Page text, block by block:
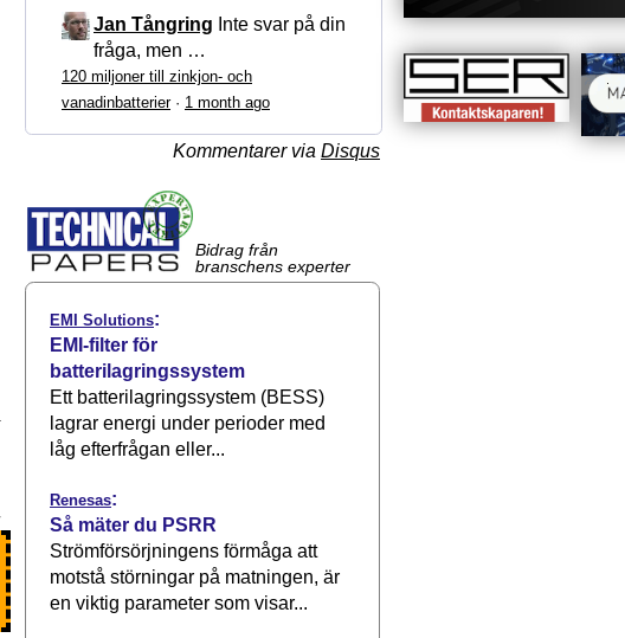
Jan Tångring Inte svar på din
fråga, men …
120 miljoner till zinkjon- och
vanadinbatterier· 1 month ago
Kommentarer via Disqus
Bidrag från
branschens experter
EMI Solutions:
EMI-filter för
batterilagringssystem
Ett batterilagringssystem (BESS)
lagrar energi under perioder med
låg efterfrågan eller...
Renesas:
Så mäter du PSRR
Strömförsörjningens förmåga att
motstå störningar på matningen, är
en viktig parameter som visar...